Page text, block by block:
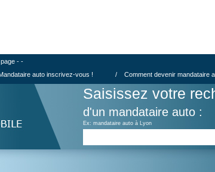
- -
auto inscrivez-vous ! / Comment devenir mandataire
Saisissez votre
d'un mandataire auto :
Ex: mandataire auto à Lyon